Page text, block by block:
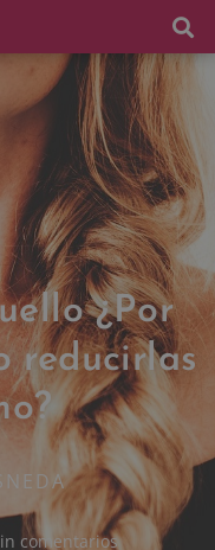
¿Por
reducirlas
comentarios